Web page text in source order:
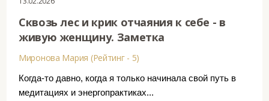
Сквозь лес и крик отчаяния к себе - в
живую женщину. Заметка
Миронова Мария (Рейтинг - 5)
Когда-то давно, когда я только начинала свой путь в
медитациях и энергопрактиках...